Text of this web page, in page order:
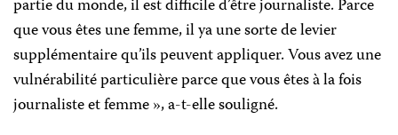
partie du monde, il est difficile d’être journaliste. Parce
que vous êtes une femme, il ya une sorte de levier
supplémentaire qu’ils peuvent appliquer. Vous avez une
vulnérabilité particulière parce que vous êtes à la fois
journaliste et femme », a-t-elle souligné.